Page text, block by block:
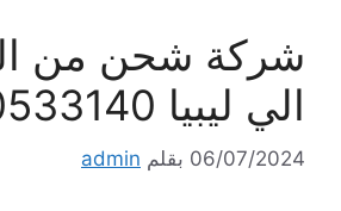
شركة شحن من
الي ليبيا 0560533140
06/07/2024 بقلم admin